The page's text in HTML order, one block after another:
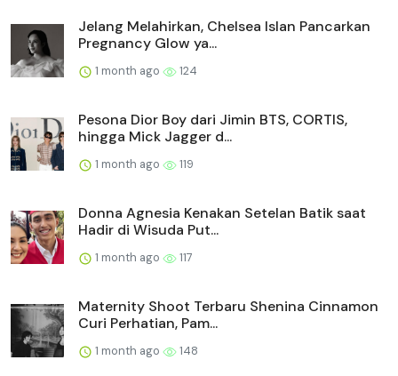
Jelang Melahirkan, Chelsea Islan Pancarkan
Pregnancy Glow ya...
1 month ago 124
Pesona Dior Boy dari Jimin BTS, CORTIS,
hingga Mick Jagger d...
1 month ago 119
Donna Agnesia Kenakan Setelan Batik saat
Hadir di Wisuda Put...
1 month ago 117
Maternity Shoot Terbaru Shenina Cinnamon
Curi Perhatian, Pam...
1 month ago 148